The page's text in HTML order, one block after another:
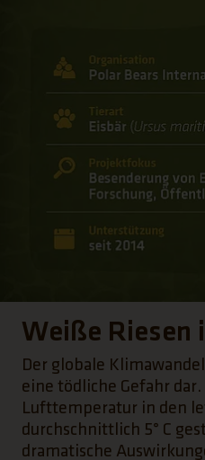
Weiße Riesen
Der globale
eine tödliche Gefahr
Lufttemperatur in den
durchschnittlich 5° C
dramatische